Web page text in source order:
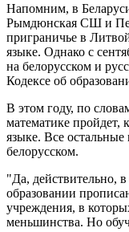
Напомним, в
Рымдюнская СШ и
приграничье в
языке. Однако с
на белорусском и
Кодексе об
В этом году, по
математике пройдет,
языке. Все
белорусском.
"Да, действительно,
образовании
учреждения, в
меньшинства. Но